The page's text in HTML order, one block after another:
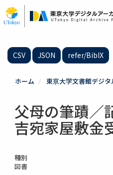
イ
ン
CSV JSON refer/BibIX
ホーム 東京大学文書館デジ
父母の筆蹟／
吉宛家屋敷金
種別
図書